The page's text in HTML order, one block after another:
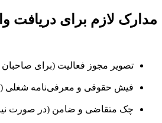
مدارک لازم برای دریافت
تصویر مجوز فعالیت (برای
فیش حقوقی و معرفی‌نامه شغلی
چک متقاضی و ضامن (در صورت